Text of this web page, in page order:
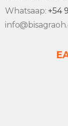
Whatsaap:+54